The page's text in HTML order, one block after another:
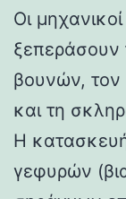
Οι
ξεπεράσουν
βουνών, τον
και τη
Η
γεφυρών